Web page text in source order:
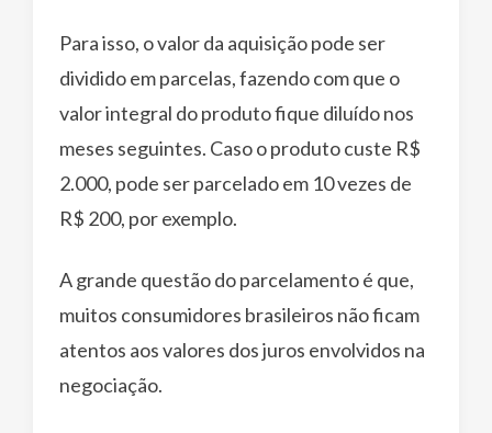
Para isso, o valor da aquisição pode ser
dividido em parcelas, fazendo com que o
valor integral do produto fique diluído nos
meses seguintes. Caso o produto custe R$
2.000, pode ser parcelado em 10 vezes de
R$ 200, por exemplo.
A grande questão do parcelamento é que,
muitos consumidores brasileiros não ficam
atentos aos valores dos juros envolvidos na
negociação.